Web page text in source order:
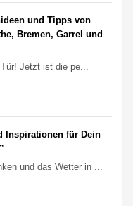
und Tipps von
Bremen, Garrel und
Jetzt ist die pe...
Inspirationen für Dein
und das Wetter in ...